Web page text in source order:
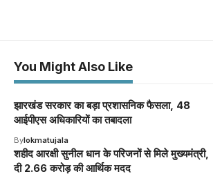
You Might Also Like
झारखंड सरकार का बड़ा प्रशासनिक फैसला, 48
आईपीएस अधिकारियों का तबादला
Bylokmatujala
शहीद आरक्षी सुनील धान के परिजनों से मिले मुख्यमंत्री,
दी 2.66 करोड़ की आर्थिक मदद